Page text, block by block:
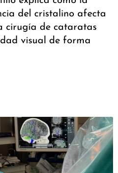
del cristalino afecta
cirugía de cataratas
visual de forma